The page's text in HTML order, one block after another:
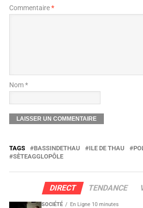
Commentaire*
Nom *
TAGS BASSINDETHAU ILE DE THAU
SÈTEAGGLOPÔLE
DIRECT TENDANCE
SOCIÉTÉ En Ligne 10 minutes